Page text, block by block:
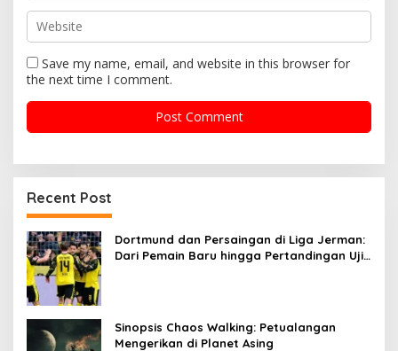
Save my name, email, and website in this browser for
the next time I comment.
Recent Post
Dortmund dan Persaingan di Liga Jerman:
Dari Pemain Baru hingga Pertandingan Uji
Sinopsis Chaos Walking: Petualangan
Mengerikan di Planet Asing